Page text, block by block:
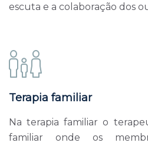
escuta e a colaboração dos
Terapia familiar
Na terapia familiar o
familiar onde os